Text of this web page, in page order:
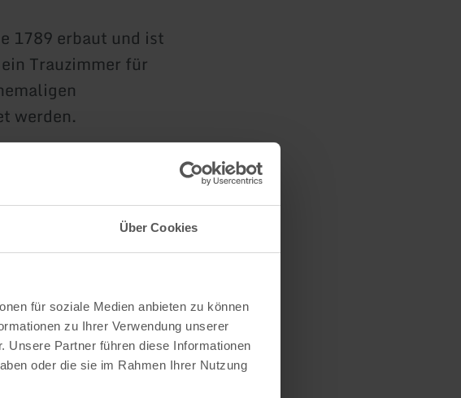
Über Cookies
für soziale Medien anbieten zu können
zu Ihrer Verwendung unserer
Unsere Partner führen diese Informationen
oder die sie im Rahmen Ihrer Nutzung
1789 erbaut und ist
Trauzimmer für
werden.